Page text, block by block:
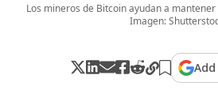
Los mineros de Bitcoin ayudan a
Imagen: